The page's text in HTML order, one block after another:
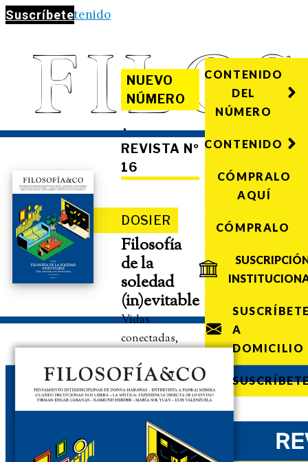
Suscríbete
Saltar al contenido
NUEVO
NÚMERO
·
REVISTA Nº
16
DOSIER
Filosofía
de la
soledad
(in)evitable
Vidas
conectadas,
desvinculadas
CONTENIDO
DEL
NÚMERO
CONTENIDO
CÓMPRALO
AQUÍ
CÓMPRALO
A
DOMICILIO